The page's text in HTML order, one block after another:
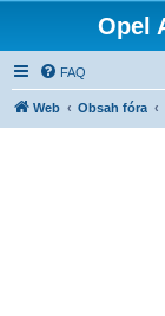
Opel
FAQ
Web Obsah fóra